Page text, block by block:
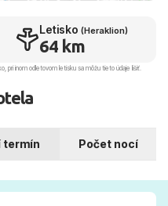
Letisko (Heraklion)
64 km
pri inom odletovom letisku sa môžu tieto údaje líšiť.
termín Počet nocí